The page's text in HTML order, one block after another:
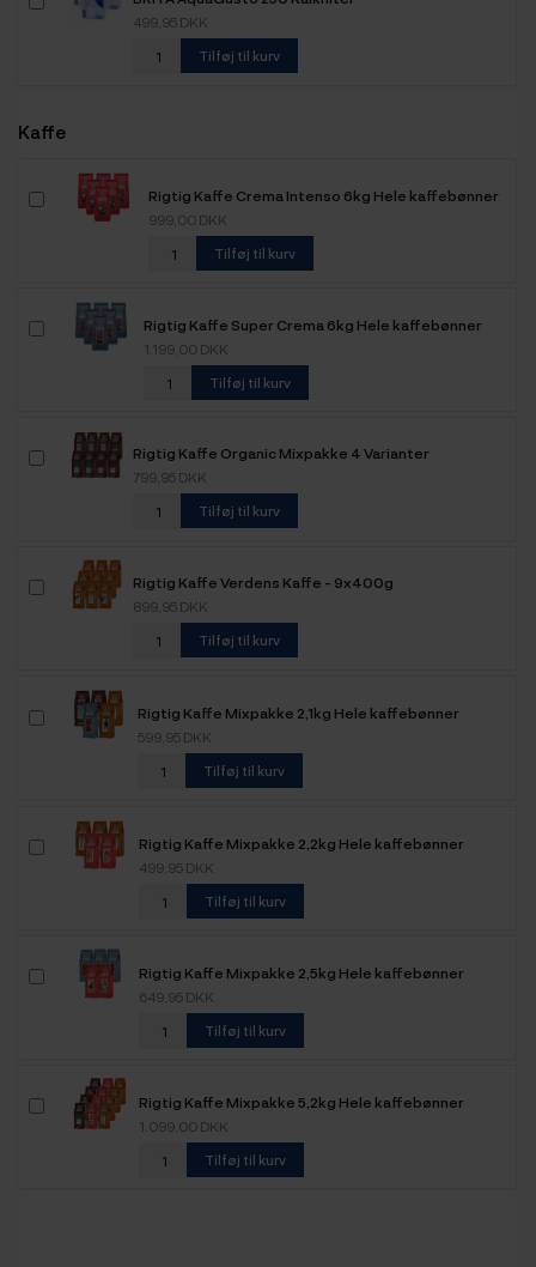
499,95 DKK
Tilføj til kurv
Kaffe
Rigtig Kaffe Crema Intenso 6kg Hele kaffebønner
999,00 DKK
Tilføj til kurv
Rigtig Kaffe Super Crema 6kg Hele kaffebønner
1.199,00 DKK
Tilføj til kurv
Rigtig Kaffe Organic Mixpakke 4 Varianter
799,95 DKK
Tilføj til kurv
Rigtig Kaffe Verdens Kaffe - 9x400g
899,95 DKK
Tilføj til kurv
Rigtig Kaffe Mixpakke 2,1kg Hele kaffebønner
599,95 DKK
Tilføj til kurv
Rigtig Kaffe Mixpakke 2,2kg Hele kaffebønner
499,95 DKK
Tilføj til kurv
Rigtig Kaffe Mixpakke 2,5kg Hele kaffebønner
649,95 DKK
Tilføj til kurv
Rigtig Kaffe Mixpakke 5,2kg Hele kaffebønner
1.099,00 DKK
Tilføj til kurv